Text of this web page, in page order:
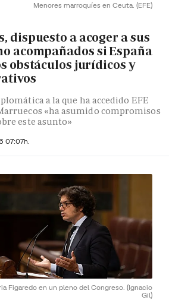
Menores marroquíes en Ceuta. (EFE)
dispuesto a acoger a sus
acompañados si España
obstáculos jurídicos y
a la que ha accedido EFE
«ha asumido compromisos
este asunto»
07:07h.
Figaredo en un pleno del Congreso. (Ignacio
Gil)